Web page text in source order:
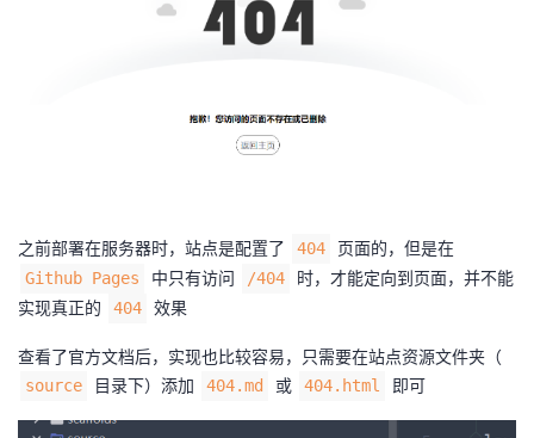
之前部署在服务器时，站点是配置了 404 页面的，但是在
Github Pages 中只有访问 /404
时，才能定向到页面，并不能
实现真正的
404 效果
查看了官方文档后，实现也比较容易，只需要在站点资源文件夹（
source 目录下）添加 404.md 或 404.html 即可